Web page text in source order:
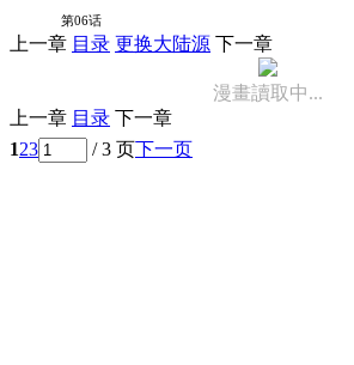
第06话
上一章 目录 更换大陆源 下一章
漫畫讀取中...
上一章 目录 下一章
123 / 3 页下一页